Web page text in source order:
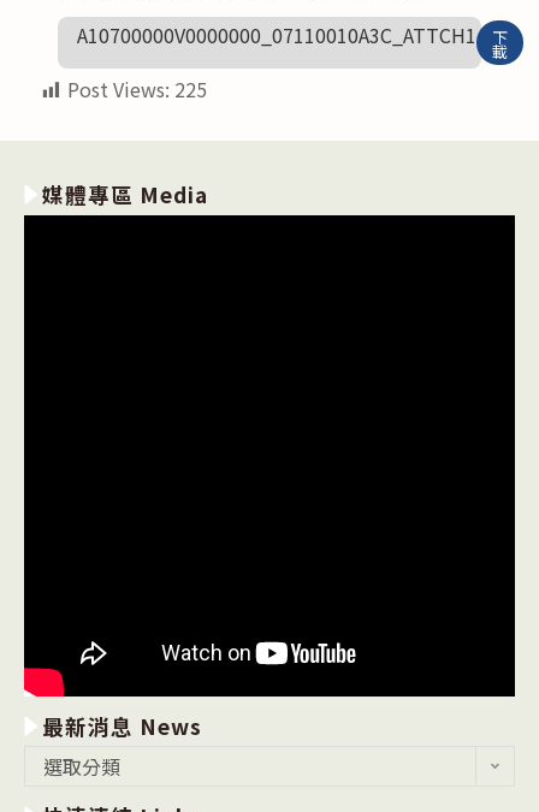
A10700000V0000000_07110010A3C_ATTCH1
下
載
Post Views: 225
媒體專區 Media
最新消息 News
選取分類